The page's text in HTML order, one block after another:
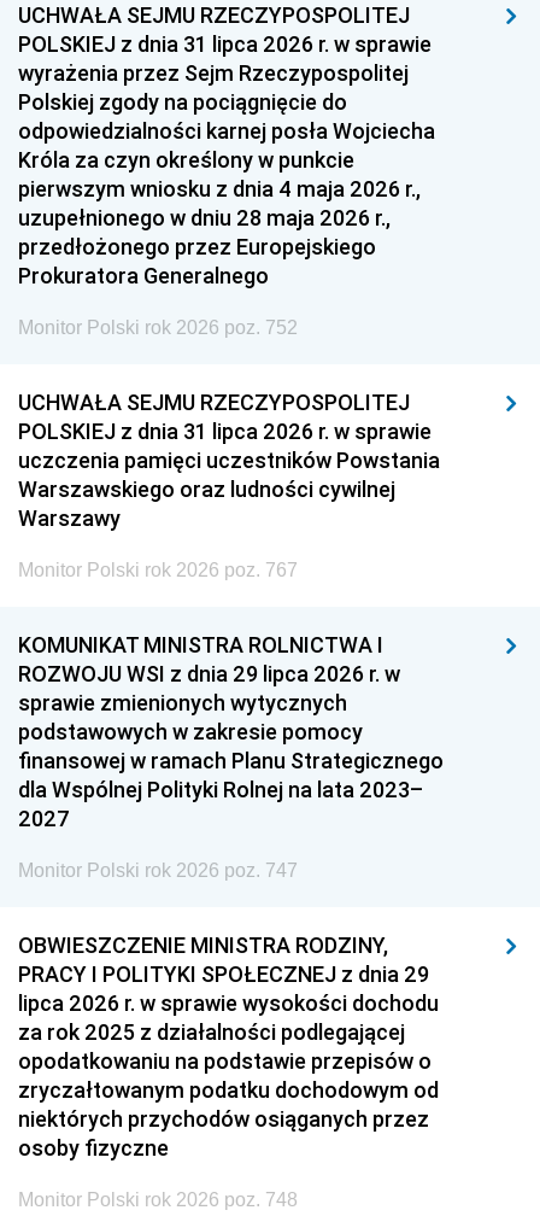
UCHWAŁA SEJMU RZECZYPOSPOLITEJ
POLSKIEJ z dnia 31 lipca 2026 r. w sprawie
wyrażenia przez Sejm Rzeczypospolitej
Polskiej zgody na pociągnięcie do
odpowiedzialności karnej posła Wojciecha
Króla za czyn określony w punkcie
pierwszym wniosku z dnia 4 maja 2026 r.,
uzupełnionego w dniu 28 maja 2026 r.,
przedłożonego przez Europejskiego
Prokuratora Generalnego
Monitor Polski rok 2026 poz. 752
UCHWAŁA SEJMU RZECZYPOSPOLITEJ
POLSKIEJ z dnia 31 lipca 2026 r. w sprawie
uczczenia pamięci uczestników Powstania
Warszawskiego oraz ludności cywilnej
Warszawy
Monitor Polski rok 2026 poz. 767
KOMUNIKAT MINISTRA ROLNICTWA I
ROZWOJU WSI z dnia 29 lipca 2026 r. w
sprawie zmienionych wytycznych
podstawowych w zakresie pomocy
finansowej w ramach Planu Strategicznego
dla Wspólnej Polityki Rolnej na lata 2023–
2027
Monitor Polski rok 2026 poz. 747
OBWIESZCZENIE MINISTRA RODZINY,
PRACY I POLITYKI SPOŁECZNEJ z dnia 29
lipca 2026 r. w sprawie wysokości dochodu
za rok 2025 z działalności podlegającej
opodatkowaniu na podstawie przepisów o
zryczałtowanym podatku dochodowym od
niektórych przychodów osiąganych przez
osoby fizyczne
Monitor Polski rok 2026 poz. 748